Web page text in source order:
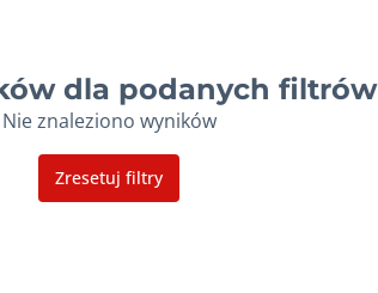
dla podanych filtrów
Nie znaleziono wyników
Zresetuj filtry